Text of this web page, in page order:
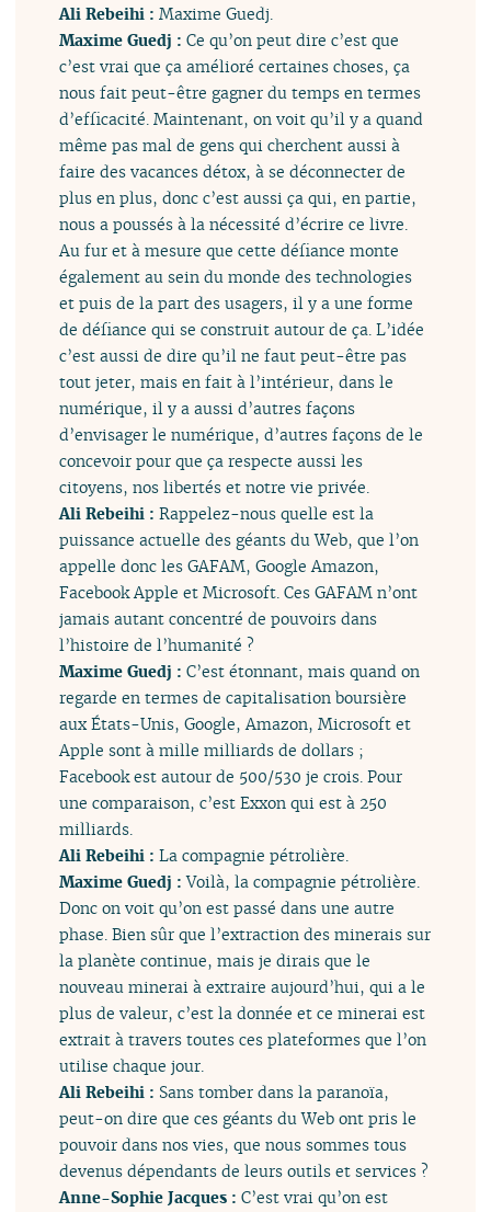
Ali Rebeihi :Maxime Guedj.
Maxime Guedj :Ce qu’on peut dire c’est que
c’est vrai que ça amélioré certaines choses, ça
nous fait peut-être gagner du temps en termes
d’efficacité. Maintenant, on voit qu’il y a quand
même pas mal de gens qui cherchent aussi à
faire des vacances détox, à se déconnecter de
plus en plus, donc c’est aussi ça qui, en partie,
nous a poussés à la nécessité d’écrire ce livre.
Au fur et à mesure que cette défiance monte
également au sein du monde des technologies
et puis de la part des usagers, il y a une forme
de défiance qui se construit autour de ça. L’idée
c’est aussi de dire qu’il ne faut peut-être pas
tout jeter, mais en fait à l’intérieur, dans le
numérique, il y a aussi d’autres façons
d’envisager le numérique, d’autres façons de le
concevoir pour que ça respecte aussi les
citoyens, nos libertés et notre vie privée.
Ali Rebeihi :Rappelez-nous quelle est la
puissance actuelle des géants du Web, que l’on
appelle donc les GAFAM, Google Amazon,
Facebook Apple et Microsoft. Ces GAFAM n’ont
jamais autant concentré de pouvoirs dans
l’histoire de l’humanité ?
Maxime Guedj :C’est étonnant, mais quand on
regarde en termes de capitalisation boursière
aux États-Unis, Google, Amazon, Microsoft et
Apple sont à mille milliards de dollars ;
Facebook est autour de 500/530 je crois. Pour
une comparaison, c’est Exxon qui est à 250
milliards.
Ali Rebeihi :La compagnie pétrolière.
Maxime Guedj :Voilà, la compagnie pétrolière.
Donc on voit qu’on est passé dans une autre
phase. Bien sûr que l’extraction des minerais sur
la planète continue, mais je dirais que le
nouveau minerai à extraire aujourd’hui, qui a le
plus de valeur, c’est la donnée et ce minerai est
extrait à travers toutes ces plateformes que l’on
utilise chaque jour.
Ali Rebeihi : Sans tomber dans la paranoïa,
peut-on dire que ces géants du Web ont pris le
pouvoir dans nos vies, que nous sommes tous
devenus dépendants de leurs outils et services ?
Anne-Sophie Jacques :C’est vrai qu’on est